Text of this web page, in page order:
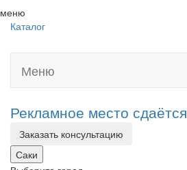
меню
Каталог
Меню
Рекламное место сдаётся
Заказать консультацию
Саки